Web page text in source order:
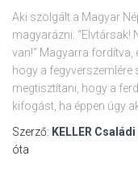
Aki szolgált a Magyar
magyarázni: “Elvtársak!
van!” Magyarra fordítva,
hogy a fegyverszemlére
megtisztítani, hogy a
kifogást, ha éppen úgy
Szerző: KELLER Családi
óta